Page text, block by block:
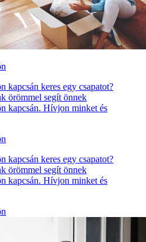
kapcsán keres egy csapatot?
örömmel segít önnek
kapcsán. Hívjon minket és
kapcsán keres egy csapatot?
örömmel segít önnek
kapcsán. Hívjon minket és